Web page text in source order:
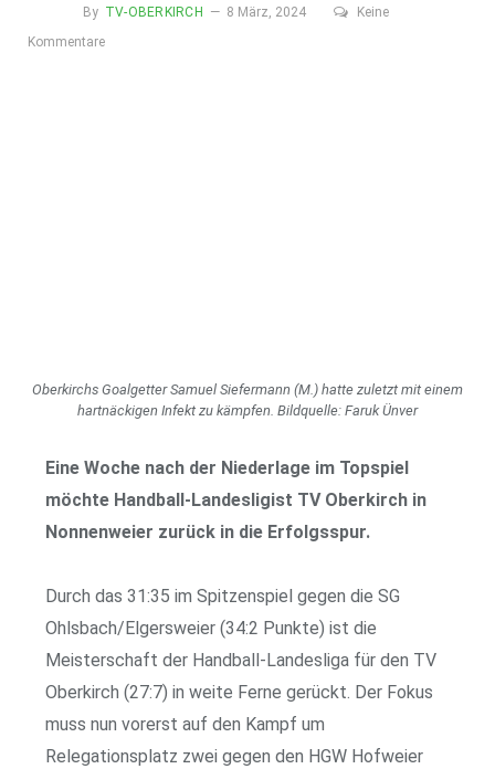
By TV-OBERKIRCH 8 März, 2024
Keine
Kommentare
Oberkirchs Goalgetter Samuel Siefermann (M.) hatte zuletzt mit einem
hartnäckigen Infekt zu kämpfen. Bildquelle: Faruk Ünver
Eine Woche nach der Niederlage im Topspiel
möchte Handball-Landesligist TV Oberkirch in
Nonnenweier zurück in die Erfolgsspur.
Durch das 31:35 im Spitzenspiel gegen die SG
Ohlsbach/Elgersweier (34:2 Punkte) ist die
Meisterschaft der Handball-Landesliga für den TV
Oberkirch (27:7) in weite Ferne gerückt. Der Fokus
muss nun vorerst auf den Kampf um
Relegationsplatz zwei gegen den HGW Hofweier